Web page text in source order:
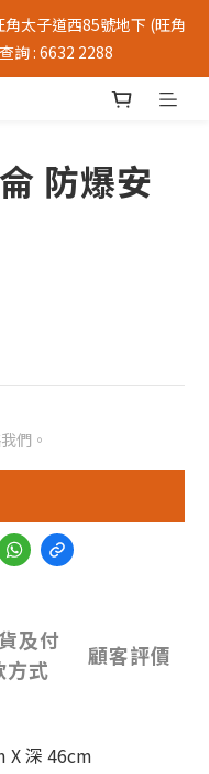
太子道西85號地下 (旺角
詢 : 6632 2288
防爆安
們。
及付
方式
顧客評價
X 深 46cm